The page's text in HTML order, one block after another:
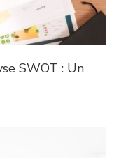
SWOT : Un